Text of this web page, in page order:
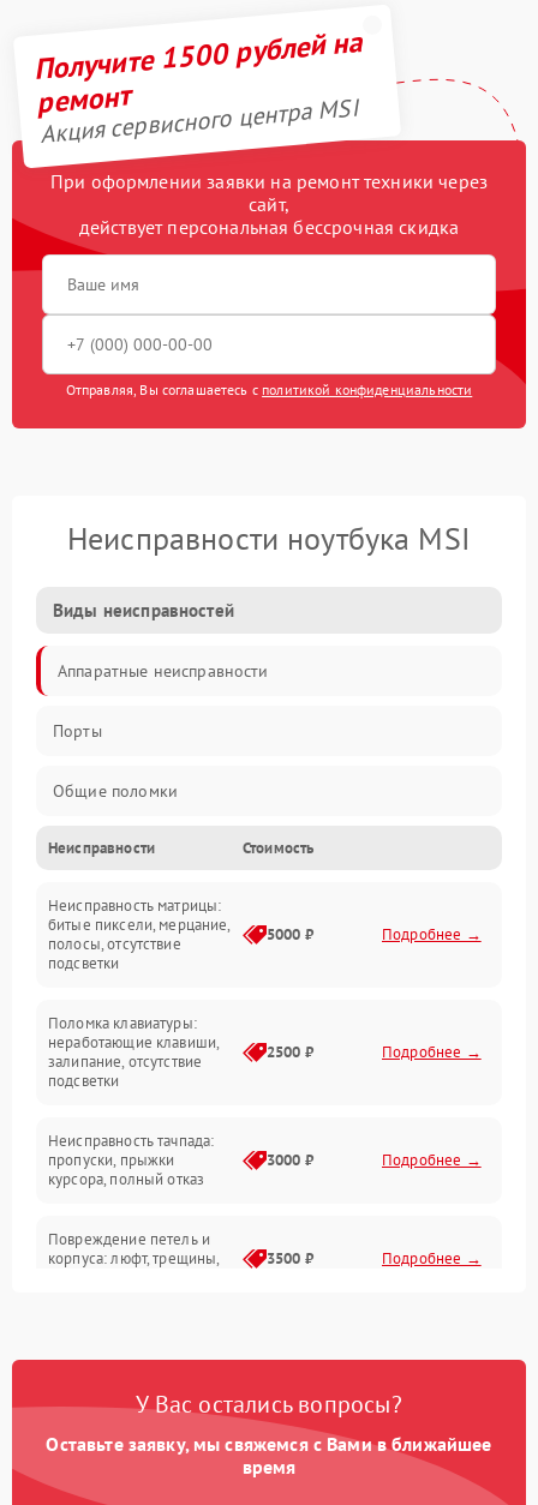
Получите 1500 рублей на
ремонт
Акция сервисного центра MSI
При оформлении заявки на ремонт техники через
сайт,
действует персональная бессрочная скидка
Отправляя, Вы соглашаетесь с политикой конфиденциальности
Неисправности ноутбука MSI
Виды неисправностей
Аппаратные неисправности
Порты
Общие поломки
Устройства
Программные ошибки
Электрические и системные сбои
Интерфейсные проблемы
Батарея
Сеть и интернет
Неисправности Стоимость
Неисправность матрицы:
битые пиксели, мерцание,
полосы, отсутствие
подсветки
5000 ₽ Подробнее →
Поломка клавиатуры:
неработающие клавиши,
залипание, отсутствие
подсветки
2500 ₽ Подробнее →
Неисправность тачпада:
пропуски, прыжки
курсора, полный отказ
3000 ₽ Подробнее →
Повреждение петель и
корпуса: люфт, трещины,
3500 ₽ Подробнее →
быстрая разрядка,
2500 ₽ Подробнее →
Неисправность зарядного
питания
2000 ₽ Подробнее →
У Вас остались вопросы?
Оставьте заявку, мы свяжемся с Вами в ближайшее
время